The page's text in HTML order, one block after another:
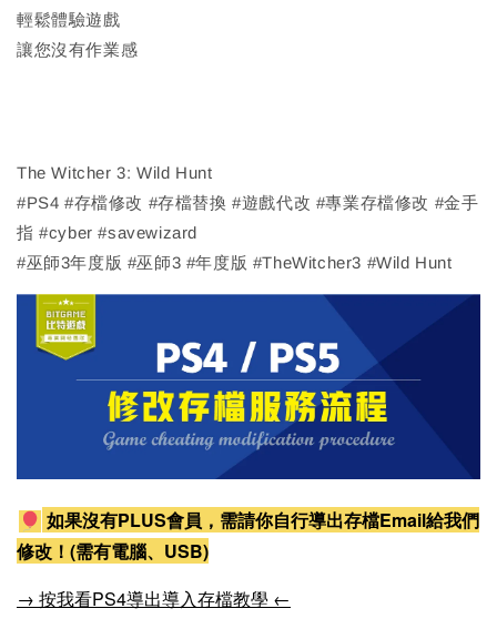
輕鬆體驗遊戲
讓您沒有作業感
The Witcher 3: Wild Hunt
#PS4 #存檔修改 #存檔替換 #遊戲代改 #專業存檔修改 #金手
指 #cyber #savewizard
#巫師3年度版 #巫師3 #年度版 #TheWitcher3 #Wild Hunt
如果沒有PLUS會員，需請你自行導出存檔Email給我們
修改！(需有電腦、USB)
→ 按我看PS4導出導入存檔教學 ←